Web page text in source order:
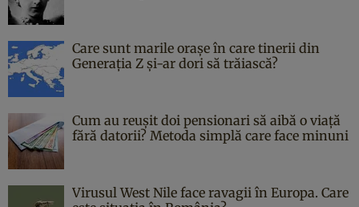
Care sunt marile orașe în care tinerii din
Generația Z și-ar dori să trăiască?
Cum au reușit doi pensionari să aibă o viață
fără datorii? Metoda simplă care face minuni
Virusul West Nile face ravagii în Europa. Care